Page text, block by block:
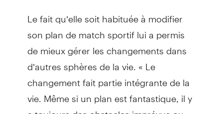
Le fait qu’elle soit habituée à modifier
son plan de match sportif lui a permis
de mieux gérer les changements dans
d’autres sphères de la vie. « Le
changement fait partie intégrante de la
vie. Même si un plan est fantastique, il y